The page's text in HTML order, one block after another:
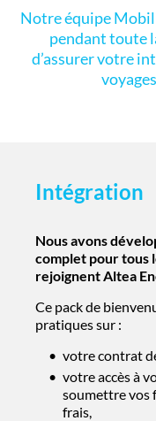
Notre équipe
pendant toute
d’assurer votre
Intégration
Nous avons
complet pour tous
rejoignent Altea
Ce pack de
pratiques sur :
votre contrat
votre accès à
soumettre vos
frais,